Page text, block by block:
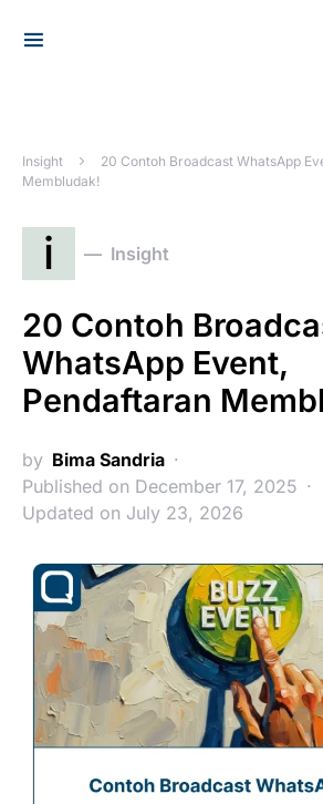
Insight
20 Contoh Broadcast WhatsApp
Membludak!
i Insight
20 Contoh
WhatsApp Event,
Pendaftaran
by Bima Sandria
Published on December 17, 2025
Updated on July 23, 2026